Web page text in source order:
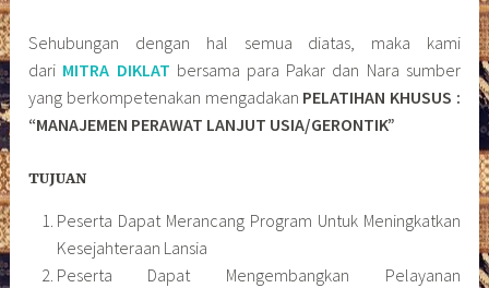
Sehubungan dengan hal semua diatas, maka kami
dari MITRA DIKLAT bersama para Pakar dan Nara sumber
yang berkompetenakan mengadakan PELATIHAN KHUSUS :
“MANAJEMEN PERAWAT LANJUT USIA/GERONTIK”
TUJUAN
Peserta Dapat Merancang Program Untuk Meningkatkan
Kesejahteraan Lansia
Peserta Dapat Mengembangkan Pelayanan